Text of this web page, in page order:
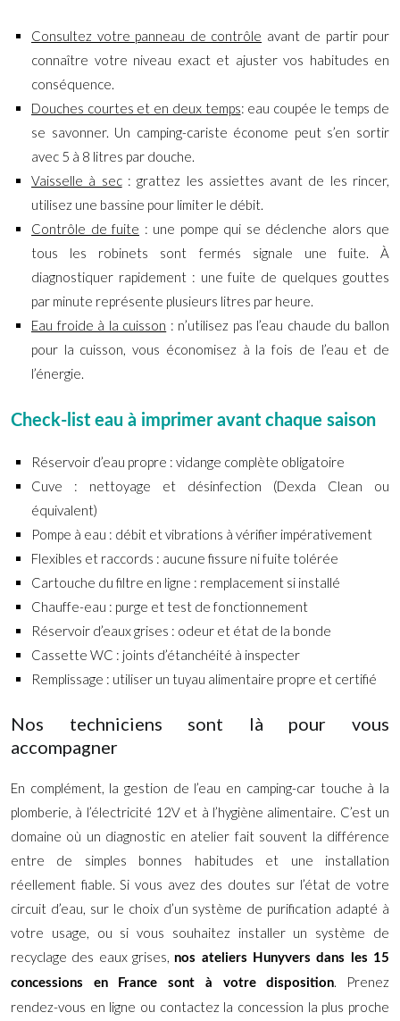
Consultez votre panneau de contrôle avant de partir pour
connaître votre niveau exact et ajuster vos habitudes en
conséquence.
Douches courtes et en deux temps: eau coupée le temps de
se savonner. Un camping-cariste économe peut s’en sortir
avec 5 à 8 litres par douche.
Vaisselle à sec: grattez les assiettes avant de les rincer,
utilisez une bassine pour limiter le débit.
Contrôle de fuite : une pompe qui se déclenche alors que
tous les robinets sont fermés signale une fuite. À
diagnostiquer rapidement : une fuite de quelques gouttes
par minute représente plusieurs litres par heure.
Eau froide à la cuisson : n’utilisez pas l’eau chaude du ballon
pour la cuisson, vous économisez à la fois de l’eau et de
l’énergie.
Check-list eau à imprimer avant chaque saison
Réservoir d’eau propre : vidange complète obligatoire
Cuve : nettoyage et désinfection (Dexda Clean ou
équivalent)
Pompe à eau : débit et vibrations à vérifier impérativement
Flexibles et raccords : aucune fissure ni fuite tolérée
Cartouche du filtre en ligne : remplacement si installé
Chauffe-eau : purge et test de fonctionnement
Réservoir d’eaux grises : odeur et état de la bonde
Cassette WC : joints d’étanchéité à inspecter
Remplissage : utiliser un tuyau alimentaire propre et certifié
Nos techniciens sont là pour vous
accompagner
En complément, la gestion de l’eau en camping-car touche à la
plomberie, à l’électricité 12V et à l’hygiène alimentaire. C’est un
domaine où un diagnostic en atelier fait souvent la différence
entre de simples bonnes habitudes et une installation
réellement fiable. Si vous avez des doutes sur l’état de votre
circuit d’eau, sur le choix d’un système de purification adapté à
votre usage, ou si vous souhaitez installer un système de
recyclage des eaux grises,
nos ateliers Hunyvers dans les 15
concessions en France sont à votre disposition
. Prenez
rendez-vous en ligne ou contactez la concession la plus proche